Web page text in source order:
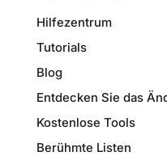
Hilfezentrum
Tutorials
Blog
Entdecken Sie das
Kostenlose Tools
Berühmte Listen